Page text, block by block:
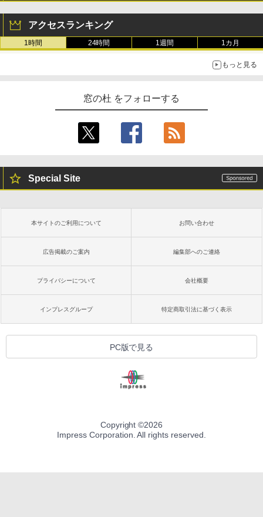
定バーチャルアイテムを含む】 【オンラ
インゲームコード】 ロブロックス | オン
ラインコード版
Robloxギフトカード - 1000 Robux 【限
定バーチャルアイテムを含む】 【オンラ
ラインコード版
￥1,600
Robloxギフトカード - 2,000 Robux 【限
定バーチャルアイテムを含む】 【オンラ
ラインコード版
Microsoft Office Home & Business 202
ows11、10/mac対応|PC2台
ト): Java & Bedrock Edition | オンライ
ンコード版
￥3,600
￥1,766
bデザイン入門講座［第2版］
非エンジニア 初心者 素人 でも安心 使い
方 マニュアル AI副業にもコンテンツ作成
にもKindle出版にも！ 非エンジニアのた
￥99
AIイラスト表現辞典: 思い通りの絵を引き
￥480
ードウェア・市販ソフトウェアのパーフ
ェクトリストと最新エミュレータ紹介
ない、大きな画面で読みやすい、6週間持
続バッテリー、6インチディスプレイ電子
書籍リーダー、マッチャ、16GB、広告な
し
Kindle Paperwhite シグニチャーエディ
るさ自動調整、色調調節ライト、12週間
持続バッテリー、広告なし、メタリック
ブラック
￥27,980
ンチディスプレイ、色調調節ライト、12
週間持続バッテリー、広告なし、ブラッ
Amazon Kindle Colorsoft | 16GBストレ
ージ、防水、7インチカラーディスプレ
イ、色調調節ライト、最大8週間持続バッ
テリー、広告無し、ブラック (2025年発
売)
￥31,980
New Amazon Kindle Scribe Colorsoft |
11インチカラーディスプレイ、64GBスト
き、グラファイト
￥115,980
アクセスランキング
1時間 24時間 1週間 1カ月
もっと見る
窓の杜 をフォローする
Special Site
本サイトのご利用について お問い合わせ
広告掲載のご案内 編集部へのご連絡
プライバシーについて 会社概要
インプレスグループ 特定商取引法に基づく表示
PC版で見る
Copyright ©2026
Impress Corporation. All rights reserved.